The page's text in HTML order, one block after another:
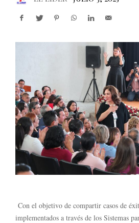
Con el objetivo de compartir casos de
implementados a través de los Sistemas